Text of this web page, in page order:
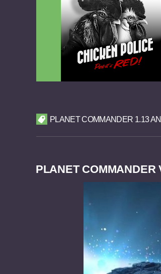
PLANET COMMANDER 1.13
PLANET COMMANDER